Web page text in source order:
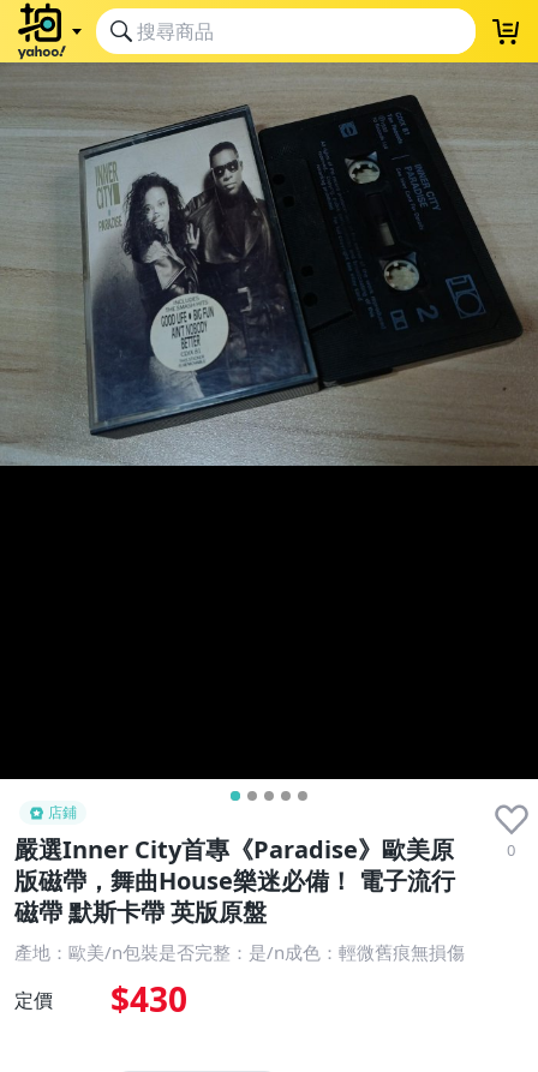
店鋪
嚴選Inner City首專《Paradise》歐美原
版磁帶，舞曲House樂迷必備！ 電子流行
磁帶 默斯卡帶 英版原盤
0
產地：歐美/n包裝是否完整：是/n成色：輕微舊痕無損傷
定價 $430